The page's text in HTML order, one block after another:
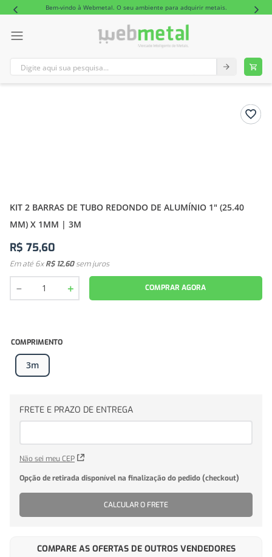
Bem-vindo à Webmetal. O seu ambiente para adquirir metais.
Digite aqui sua pesquisa...
KIT 2 BARRAS DE TUBO REDONDO DE ALUMÍNIO 1" (25.40
MM) X 1MM | 3M
R$ 75,60
Em até 6xR$ 12,60sem juros
＋
－ COMPRAR AGORA
COMPRIMENTO
3m
Não sei meu CEP
CALCULAR O FRETE
COMPARE AS OFERTAS DE OUTROS VENDEDORES